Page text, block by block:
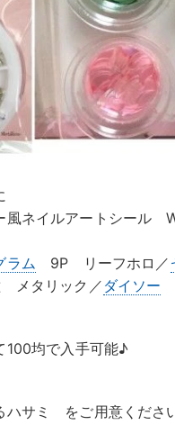
風ネイルアートシール
ラム 9P リーフホロ／
メタリック／ダイソー
100均で入手可能♪
ハサミ をご用意くださ